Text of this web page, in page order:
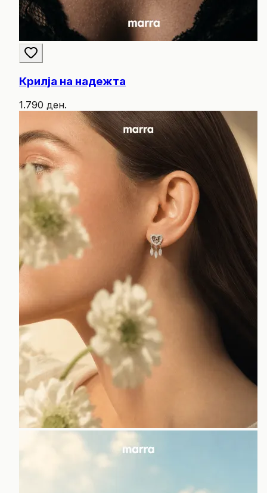
Крилја на надежта
1.790 ден.